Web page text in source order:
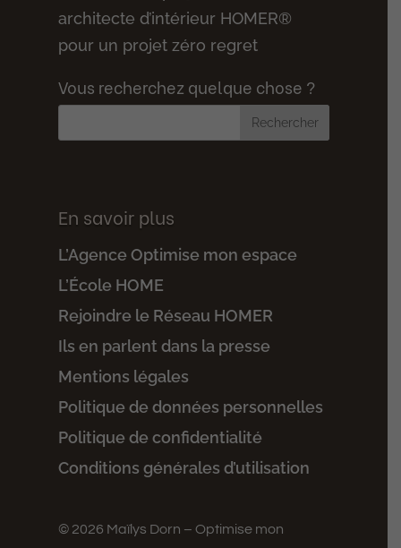
architecte d’intérieur HOMER®
pour un projet zéro regret
Vous recherchez quelque chose ?
En savoir plus
L’Agence Optimise mon espace
L’École HOME
Rejoindre le Réseau HOMER
Ils en parlent dans la presse
Mentions légales
Politique de données personnelles
Politique de confidentialité
Conditions générales d’utilisation
© 2026 Maïlys Dorn – Optimise mon